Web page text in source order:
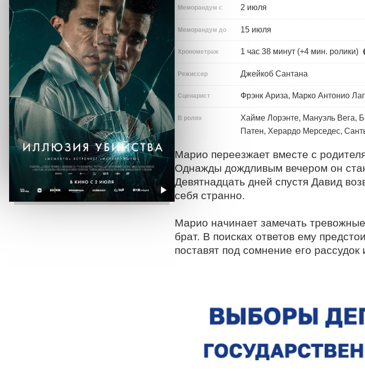
Меморандум с 2 июля
Меморандум до 15 июля
Хронометраж 1 час 38 минут (+4 мин. ролики)
Режиссер Джейкоб Сантана
Сценарист Фрэнк Ариза, Марко Антонио
В ролях
Хайме Лорэнте, Мануэль Вега,
Патен, Херардо Мерседес,
Марио переезжает вместе с
Однажды дождливым вечером он
Девятнадцать дней спустя Давид
себя странно.
Марио начинает замечать
брат. В поисках ответов ему
поставят под сомнение его